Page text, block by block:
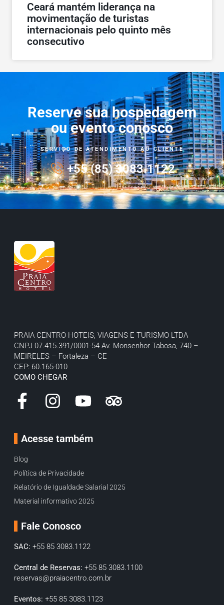
Ceará mantém liderança na
movimentação de turistas
internacionais pelo quinto mês
consecutivo
Reserve sua hospedagem
ou evento conosco
SERVIÇO DE ATENDIMENTO AO CLIENTE
+55 (85) 3083.1122
PRAIA CENTRO HOTEIS, VIAGENS E TURISMO LTDA
CNPJ 07.415.391/0001-54 Av. Monsenhor Tabosa, 740 –
MEIRELES – Fortaleza – CE
CEP: 60.165-010
COMO CHEGAR
Acesse também
Blog
Política de Privacidade
Relatório de Igualdade Salarial 2025
Material informativo 2025
Fale Conosco
SAC: +55 85 3083.1122
Central de Reservas: +55 85 3083.1100
reservas@praiacentro.com.br
Eventos: +55 85 3083.1123